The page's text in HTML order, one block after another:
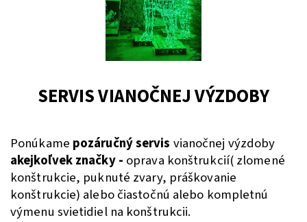
SERVIS VIANOČNEJ VÝZDOBY
Ponúkame pozáručný servis vianočnej výzdoby
akejkoľvek značky - oprava konštrukcií( zlomené
konštrukcie, puknuté zvary, práškovanie
konštrukcie) alebo čiastočnú alebo kompletnú
výmenu svietidiel na konštrukcii.